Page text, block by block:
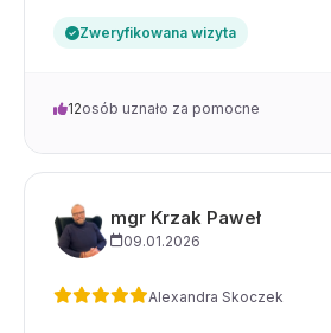
Zweryfikowana wizyta
12osób uznało za pomocne
mgr Krzak Paweł
09.01.2026
Alexandra Skoczek